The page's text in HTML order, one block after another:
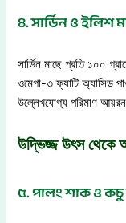
৪. সার্ডিন ও ইলিশ
সার্ডিন মাছে প্রতি ১০০
ওমেগা-৩ ফ্যাটি অ্যাসিড
উল্লেখযোগ্য পরিমাণ
উদ্ভিজ্জ উৎস
৫. পালং শাক ও